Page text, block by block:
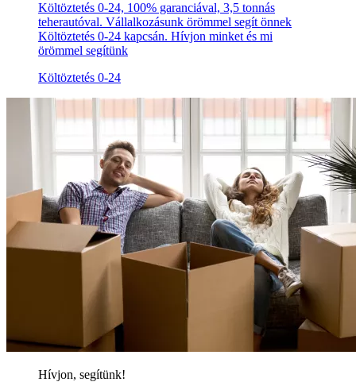
Költöztetés 0-24, 100% garanciával, 3,5 tonnás
teherautóval. Vállalkozásunk örömmel segít önnek
Költöztetés 0-24 kapcsán. Hívjon minket és mi
örömmel segítünk
Költöztetés 0-24
Hívjon, segítünk!